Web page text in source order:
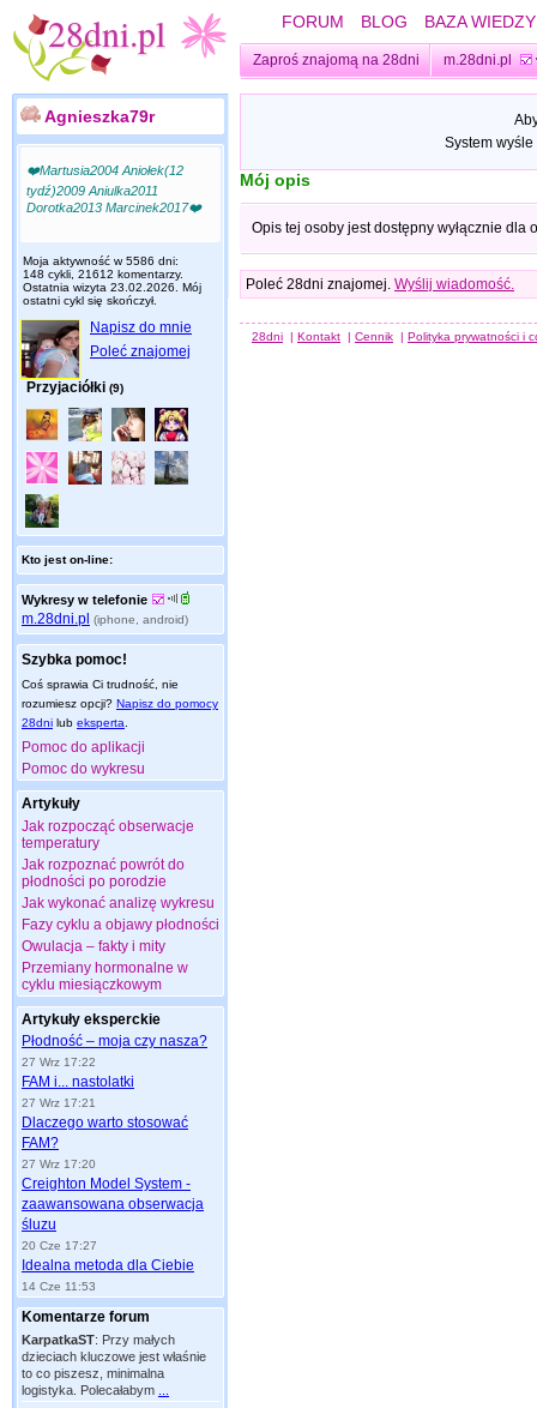
FORUM BLOG BAZA WIEDZY
Zaproś znajomą na 28dni m.28dni.pl
Agnieszka79r
❤️Martusia2004 Aniołek(12
tydź)2009 Aniulka2011
Dorotka2013 Marcinek2017❤️
Moja aktywność w 5586 dni:
148 cykli, 21612 komentarzy.
Ostatnia wizyta 23.02.2026 . Mój
ostatni cykl się skończył.
Napisz do mnie
Poleć znajomej
Przyjaciółki (9)
Kto jest on-line:
Wykresy w telefonie
m.28dni.pl (iphone, android)
Szybka pomoc!
Coś sprawia Ci trudność, nie
rozumiesz opcji? Napisz do pomocy
28dni lub eksperta
Pomoc do aplikacji
Pomoc do wykresu
Artykuły
Jak rozpocząć obserwacje
temperatury
Jak rozpoznać powrót do
płodności po porodzie
Jak wykonać analizę wykresu
Fazy cyklu a objawy płodności
Owulacja – fakty i mity
Przemiany hormonalne w
cyklu miesiączkowym
Artykuły eksperckie
Płodność – moja czy nasza?
27 Wrz 17:22
FAM i... nastolatki
27 Wrz 17:21
Dlaczego warto stosować
FAM?
27 Wrz 17:20
Creighton Model System -
zaawansowana obserwacja
śluzu
20 Cze 17:27
Idealna metoda dla Ciebie
14 Cze 11:53
Komentarze forum
KarpatkaST: Przy małych
dzieciach kluczowe jest właśnie
to co piszesz, minimalna
logistyka. Polecałabym
System
Mój opis
Opis tej osoby jest dostępny wyłącznie dla
Poleć 28dni znajomej. Wyślij wiadomość.
28dni | Kontakt | Cennik | Polityka prywatności i